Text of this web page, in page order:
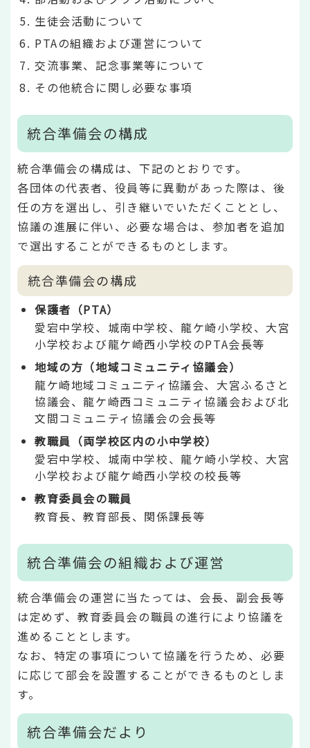
生徒会活動について
PTAの組織および運営について
交流事業、記念事業等について
その他統合に関し必要な事項
統合準備会の構成
統合準備会の構成は、下記のとおりです。
各団体の代表者、役員等に異動があった際は、後
任の方を選出し、引き継いでいただくこととし、
協議の進展に伴い、必要な場合は、参加者を追加
で選出することができるものとします。
統合準備会の構成
保護者（PTA）
愛宕中学校、城南中学校、龍ケ崎小学校、大宮
小学校および龍ケ崎西小学校のPTA会長等
地域の方（地域コミュニティ協議会）
龍ケ崎地域コミュニティ協議会、大宮ふるさと
協議会、龍ケ崎西コミュニティ協議会および北
文間コミュニティ協議会の会長等
教職員（両学校区内の小中学校）
愛宕中学校、城南中学校、龍ケ崎小学校、大宮
小学校および龍ケ崎西小学校の校長等
教育委員会の職員
教育長、教育部長、関係課長等
統合準備会の組織および運営
統合準備会の運営に当たっては、会長、副会長等
は定めず、教育委員会の職員の進行により協議を
進めることとします。
なお、特定の事項について協議を行うため、必要
に応じて部会を設置することができるものとしま
す。
統合準備会だより